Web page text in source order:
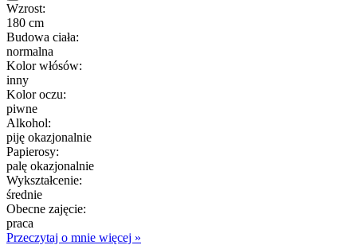
Wzrost:
180 cm
Budowa ciała:
normalna
Kolor włósów:
inny
Kolor oczu:
piwne
Alkohol:
piję okazjonalnie
Papierosy:
palę okazjonalnie
Wykształcenie:
średnie
Obecne zajęcie:
praca
Przeczytaj o mnie więcej »